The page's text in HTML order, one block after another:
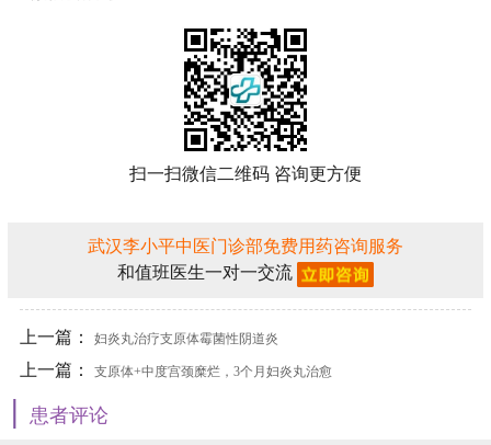
扫一扫微信二维码 咨询更方便
武汉李小平中医门诊部免费用药咨询服务
和值班医生一对一交流
上一篇： 妇炎丸治疗支原体霉菌性阴道炎
上一篇： 支原体+中度宫颈糜烂，3个月妇炎丸治愈
| 患者评论